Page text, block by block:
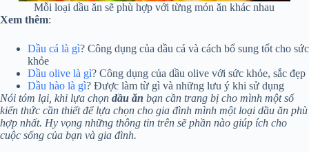
Mỗi loại dầu ăn sẽ phù hợp với từng món ăn khác nhau
Xem thêm:
Dầu cá là gì? Công dụng của dầu cá và cách bổ sung tốt cho sức
khỏe
Dầu olive là gì? Công dụng của dầu olive với sức khỏe, sắc đẹp
Dầu hào là gì? Được làm từ gì và những lưu ý khi sử dụng
Nói tóm lại, khi lựa chọn dầu ăn bạn cần trang bị cho mình một số
kiến thức cần thiết để lựa chọn cho gia đình mình một loại dầu ăn phù
hợp nhất. Hy vọng những thông tin trên sẽ phần nào giúp ích cho
cuộc sống của bạn và gia đình.